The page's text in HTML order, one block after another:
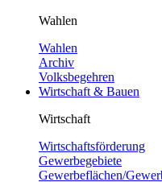
Wahlen
Wahlen
Archiv
Volksbegehren
Wirtschaft & Bauen
Wirtschaft
Wirtschaftsförderung
Gewerbegebiete
Gewerbeflächen/